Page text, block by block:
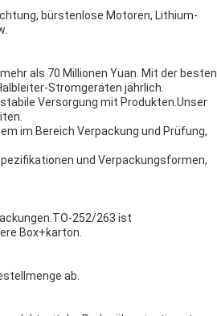
bürstenlose Motoren, Lithium-
als 70 Millionen Yuan. Mit der besten
Stromgeräten jährlich.
Versorgung mit Produkten.Unser
im Bereich Verpackung und Prüfung,
und Verpackungsformen,
252/263 ist
Box+karton.
ab.